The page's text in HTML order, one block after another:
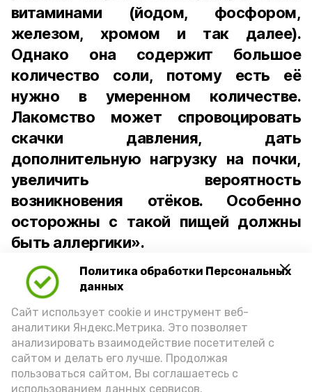
Политика обработки Персональных
данных
Сайт использует cookie и инструмент веб-
аналитики Яндекс.Метрика. Это позволяет
анализировать взаимодействие посетителей с
сайтом и делать его лучше. Продолжая
пользоваться сайтом, Вы соглашаетесь с
использованием данных сервисов.
витаминами (йодом, фосфором,
железом, хромом и так далее).
Однако она содержит большое
количество соли, потому есть её
нужно в умеренном количестве.
Лакомство может спровоцировать
скачки давления, дать
дополнительную нагрузку на почки,
увеличить вероятность
возникновения отёков. Особенно
осторожны с такой пищей должны
быть аллергики».
Для взрослого человека безопасной
порцией икры считается 30-50 граммов
(2-3 ложки). При этом следует обратить
внимание на хлеб, с которым она
подаётся: лучше выбирать
цельнозерновой, с мукой грубого